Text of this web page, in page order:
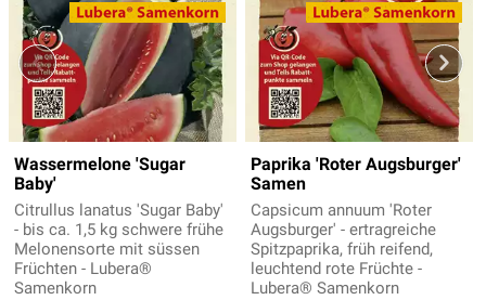
Wassermelone 'Sugar
Baby'
Citrullus lanatus 'Sugar Baby'
- bis ca. 1,5 kg schwere frühe
Melonensorte mit süssen
Früchten - Lubera®
Samenkorn
Paprika 'Roter Augsburger'
Samen
Capsicum annuum 'Roter
Augsburger' - ertragreiche
Spitzpaprika, früh reifend,
leuchtend rote Früchte -
Lubera® Samenkorn